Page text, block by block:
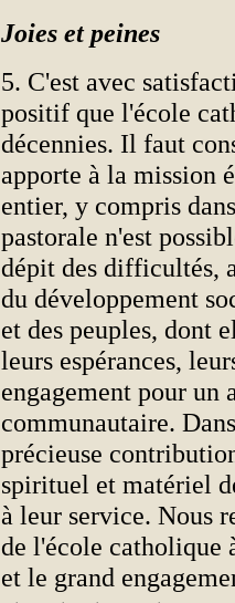
Joies et peines
5. C'est avec
positif que l'école
décennies. Il faut
apporte à la mission
entier, y compris
pastorale n'est
dépit des difficultés,
du développement
et des peuples, dont
leurs espérances,
engagement pour un
communautaire.
précieuse
spirituel et matériel
à leur service. Nous
de l'école catholique
et le grand